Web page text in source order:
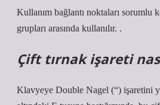
Kullanım bağlantı noktaları sorumlu
grupları arasında kullanılır. .
Çift tırnak işareti
Klavyeye Double Nagel (“) işaretini